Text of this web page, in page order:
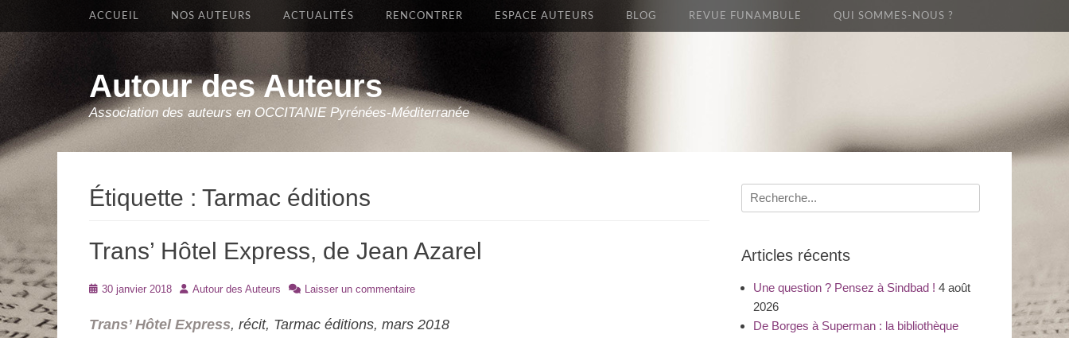
Autour des Auteurs
Association des auteurs en OCCITANIE Pyrénées-Méditerranée
Premier Menu
Aller
ACCUEIL NOS AUTEURS ACTUALITÉS RENCONTRER ESPACE AUTEURS BLOG REVUE FUNAMBULE QUI SOMMES-NOUS ?
Étiquette : Tarmac éditions
Trans’ Hôtel Express, de Jean Azarel
Posté30 janvier 2018 Auteur
Autour des Auteurs Laisser un commentaire
Trans’ Hôtel Express, récit, Tarmac éditions, mars 2018
Recherche
pour
Articles récents
Une question ? Pensez à Sindbad ! 4 août
2026
De Borges à Superman : la bibliothèque